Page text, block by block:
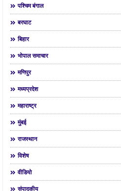
पश्चिम बंगाल
बरघाट
बिहार
भोपाल समाचार
मणिपुर
मध्यप्रदेश
महाराष्ट्र
मुंबई
राजस्थान
विशेष
वीडियो
संपादकीय